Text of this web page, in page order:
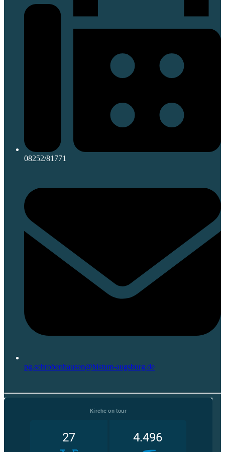
08252/81771
pg.schrobenhausen@bistum-augsburg.de